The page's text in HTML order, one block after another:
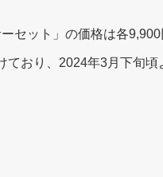
セット」の価格は各9,900
おり、2024年3月下旬頃